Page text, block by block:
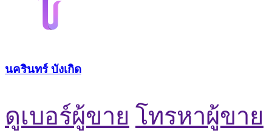
นครินทร์ บังเกิด
ดูเบอร์ผู้ขาย โทรหาผู้ขาย